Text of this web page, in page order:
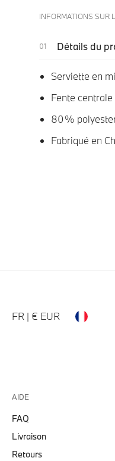
INFORMATIONS SUR
Détails du
Serviette en
Fente
80 %
Fabriqué en
FR | € EUR
AIDE
FAQ
Livraison
Retours